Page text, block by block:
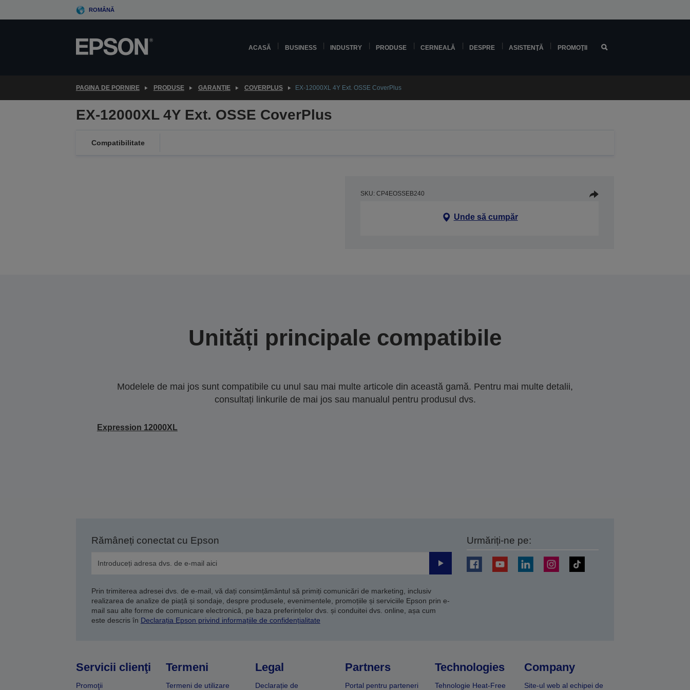
to
ROMÂNĂ
ACASĂ BUSINESS INDUSTRY PRODUSE CERNEALĂ DESPRE ASISTENŢĂ PROMOŢII
PAGINA DE PORNIRE PRODUSE GARANȚIE COVERPLUS EX-12000XL 4Y Ext. OSSE CoverPlus
EX-12000XL 4Y Ext. OSSE CoverPlus
Compatibilitate
SKU: CP4EOSSEB240
Unde să cumpăr
Unități principale compatibile
Modelele de mai jos sunt compatibile cu unul sau mai multe articole din această gamă. Pentru mai multe detalii,
consultați linkurile de mai jos sau manualul pentru produsul dvs.
Expression 12000XL
Rămâneți conectat cu Epson
Trimiteți
Prin trimiterea adresei dvs. de e-mail, vă dați consimțământul să primiți comunicări de marketing, inclusiv
realizarea de analize de piață și sondaje, despre produsele, evenimentele, promoțiile și serviciile Epson prin e-
mail sau alte forme de comunicare electronică, pe baza preferințelor dvs. și conduitei dvs. online, așa cum
este descris în Declarația Epson privind informațiile de confidențialitate
Urmăriți-ne pe:
Servicii clienţi
Promoţii
Termeni
Termeni de utilizare
Legal
Declarație de
Partners
Portal pentru parteneri
Technologies
Tehnologie Heat-Free
Company
Site-ul web al echipei de